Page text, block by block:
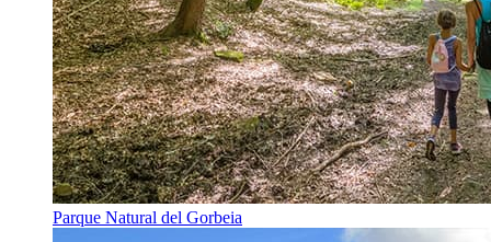
Parque Natural del Gorbeia